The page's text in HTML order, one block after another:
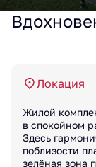
Локация
Жилой
в спокойном
Здесь
поблизости
зелёная зона